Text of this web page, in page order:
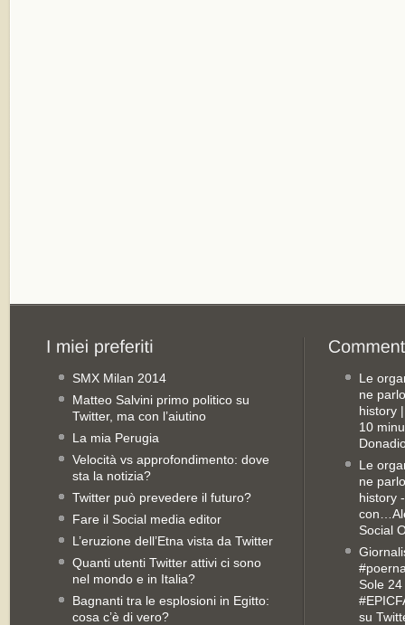
SMX Milan 2014
Matteo Salvini primo politico su
Twitter, ma con l’aiutino
La mia Perugia
Velocità vs approfondimento: dove
sta la notizia?
Twitter può prevedere il futuro?
Fare il Social media editor
L’eruzione dell’Etna vista da Twitter
Quanti utenti Twitter attivi ci sono
nel mondo e in Italia?
Bagnanti tra le esplosioni in Egitto:
cosa c’è di vero?
Le
ne
history
10
Le
ne
history
Social
Sole
su